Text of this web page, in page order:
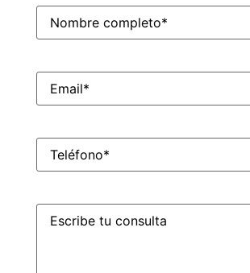
Nombre
completo*
CORREO*
TELÉFONO*
ESCRIBE
TU